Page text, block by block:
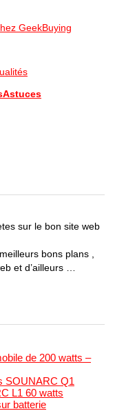
GeekBuying
sur le bon site web
bons plans ,
et d’ailleurs …
de 200 watts –
SOUNARC Q1
L1 60 watts
batterie